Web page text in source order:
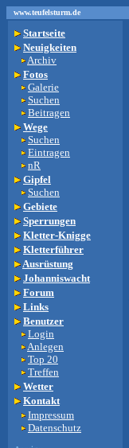
www.teufelsturm.de
Startseite
Neuigkeiten
Archiv
Fotos
Galerie
Suchen
Beitragen
Wege
Suchen
Eintragen
nR
Gipfel
Suchen
Gebiete
Sperrungen
Kletter-Knigge
Kletterführer
Ausrüstung
Johanniswacht
Forum
Links
Benutzer
Login
Anlegen
Top 20
Treffen
Wetter
Kontakt
Impressum
Datenschutz